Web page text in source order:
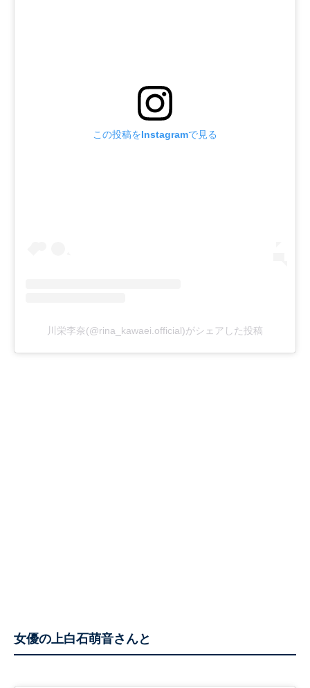
この投稿をInstagramで見る
川栄李奈(@rina_kawaei.official)がシェアした投稿
女優の上白石萌音さんと